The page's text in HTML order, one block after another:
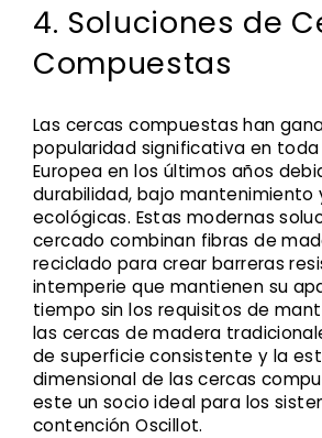
4. Soluciones de
Compuestas
Las cercas compuestas han
popularidad significativa en toda
Europea en los últimos años
durabilidad, bajo mantenimiento
ecológicas. Estas modernas
cercado combinan fibras de
reciclado para crear barreras
intemperie que mantienen su
tiempo sin los requisitos de
las cercas de madera
de superficie consistente y la
dimensional de las cercas
este un socio ideal para los
contención Oscillot.